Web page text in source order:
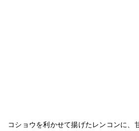
コショウを利かせて揚げたレンコンに、